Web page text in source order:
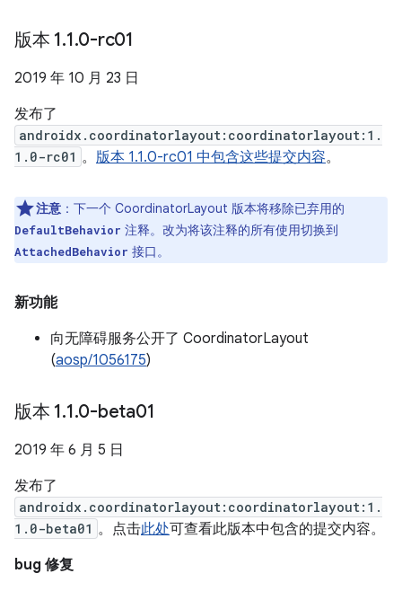
版本 1.1.0-rc01
2019 年 10 月 23 日
发布了
androidx.coordinatorlayout:coordinatorlayout:1.
1.0-rc01 。 版本 1.1.0-rc01 中包含这些提交内容。
注意 ：下一个 CoordinatorLayout 版本将移除已弃用的
DefaultBehavior 注释。改为将该注释的所有使用切换到
AttachedBehavior 接口。
新功能
向无障碍服务公开了 CoordinatorLayout
(aosp/1056175)
版本 1.1.0-beta01
2019 年 6 月 5 日
发布了
androidx.coordinatorlayout:coordinatorlayout:1.
1.0-beta01 。点击此处可查看此版本中包含的提交内容。
bug 修复